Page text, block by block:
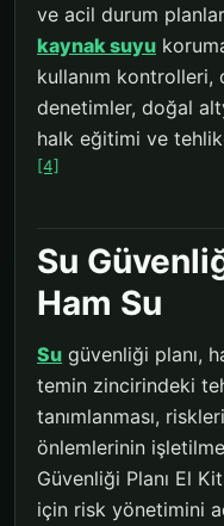
ve acil durum
kaynak suyu
kullanım kontrolleri,
denetimler, doğal
halk eğitimi ve
[4]
Su
Ham Su
Su güvenliği planı,
temin zincirindeki
tanımlanması,
önlemlerinin
Güvenliği Planı El
için risk yönetimini